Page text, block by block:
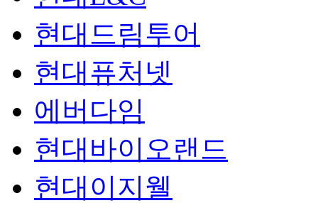
현대드림투어
현대퓨처넷
에버다임
현대바이오랜드
현대이지웰